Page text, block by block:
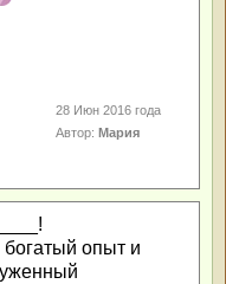
28 Июн 2016 года
Автор:Мария
опыт и